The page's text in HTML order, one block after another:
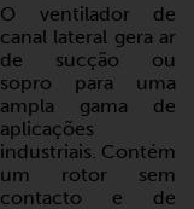
O ventilador de
canal lateral gera ar
de sucção ou
sopro para uma
ampla gama de
aplicações
industriais. Contém
um rotor sem
contacto e de